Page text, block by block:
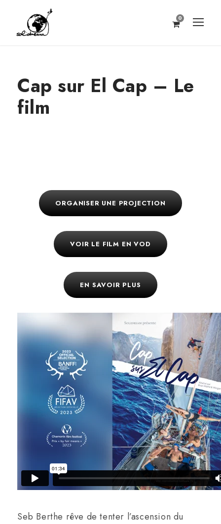
0
Cap sur El Cap – Le
film
ORGANISER UNE PROJECTION
VOIR LE FILM EN VOD
EN SAVOIR PLUS
Seb Berthe rêve de tenter l’ascension du